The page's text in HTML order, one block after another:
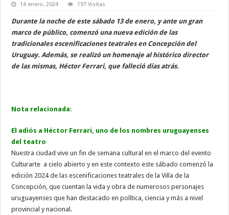
14 enero, 2024 197 Visitas
Durante la noche de este sábado 13 de enero, y ante un gran
marco de público, comenzó una nueva edición de las
tradicionales escenificaciones teatrales en Concepción del
Uruguay. Además, se realizó un homenaje al histórico director
de las mismas, Héctor Ferrari, que falleció días atrás.
Nota relacionada:
El adiós a Héctor Ferrari, uno de los nombres uruguayenses
del teatro
Nuestra ciudad vive un fin de semana cultural en el marco del evento
Culturarte a cielo abierto y en este contexto este sábado comenzó la
edición 2024 de las escenificaciones teatrales de la Villa de la
Concepción, que cuentan la vida y obra de numerosos personajes
uruguayenses que han destacado en política, ciencia y más a nivel
provincial y nacional.